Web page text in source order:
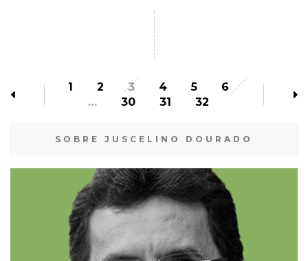
1 2 3 4 5
6
…
30 31 32
SOBRE JUSCELINO DOURADO